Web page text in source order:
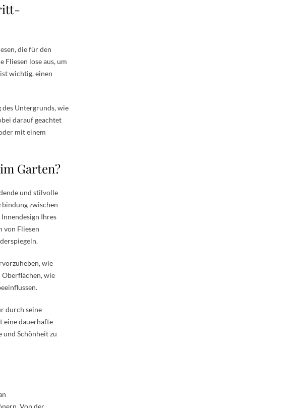
die für den
Fliesen lose aus, um
wichtig, einen
Untergrunds, wie
darauf geachtet
mit einem
Garten?
und stilvolle
zwischen
Ihres
von Fliesen
wie
Oberflächen, wie
durch seine
eine dauerhafte
und Schönheit zu
Von der